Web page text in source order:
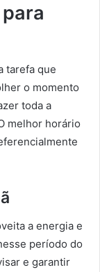
tarefa que
o momento
toda a
melhor horário
a energia e
período do
e garantir